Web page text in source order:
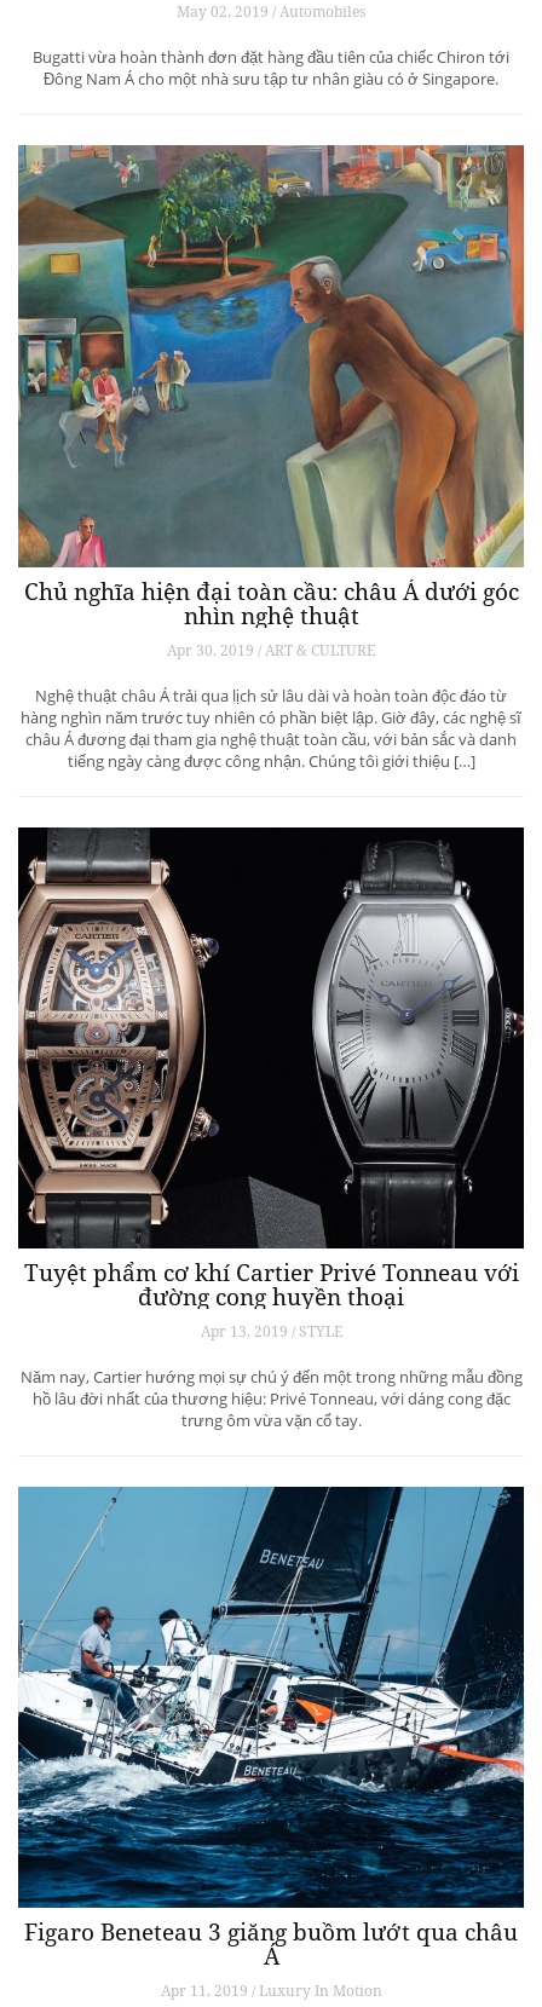
May 02, 2019 / Automobiles
Bugatti vừa hoàn thành đơn đặt hàng đầu tiên của chiếc Chiron tới
Đông Nam Á cho một nhà sưu tập tư nhân giàu có ở Singapore.
Chủ nghĩa hiện đại toàn cầu: châu Á dưới góc
nhìn nghệ thuật
Apr 30, 2019 / ART & CULTURE
Nghệ thuật châu Á trải qua lịch sử lâu dài và hoàn toàn độc đáo từ
hàng nghìn năm trước tuy nhiên có phần biệt lập. Giờ đây, các nghệ sĩ
châu Á đương đại tham gia nghệ thuật toàn cầu, với bản sắc và danh
tiếng ngày càng được công nhận. Chúng tôi giới thiệu […]
Tuyệt phẩm cơ khí Cartier Privé Tonneau với
đường cong huyền thoại
Apr 13, 2019 / STYLE
Năm nay, Cartier hướng mọi sự chú ý đến một trong những mẫu đồng
hồ lâu đời nhất của thương hiệu: Privé Tonneau, với dáng cong đặc
trưng ôm vừa vặn cổ tay.
Figaro Beneteau 3 giăng buồm lướt qua châu
Á
Apr 11, 2019 / Luxury In Motion